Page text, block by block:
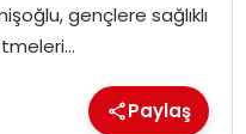
gençlere sağlıklı
Paylaş